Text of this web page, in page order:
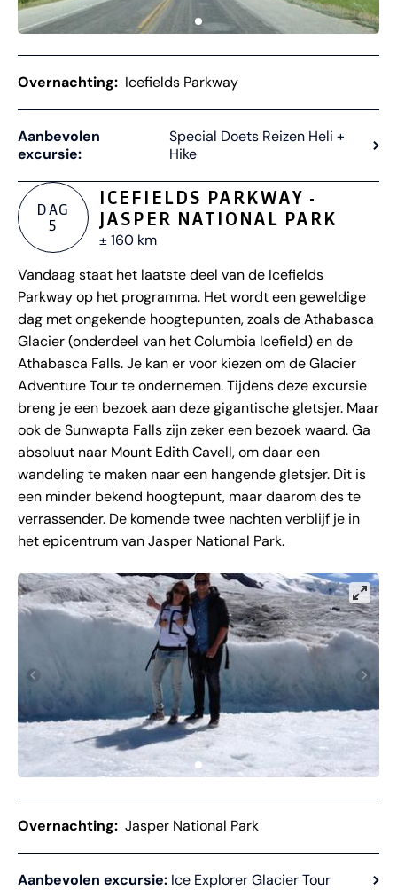
Overnachting: Icefields Parkway
Aanbevolen
excursie:
Special Doets Reizen Heli +
Hike
DAG
5
ICEFIELDS PARKWAY -
JASPER NATIONAL PARK
± 160 km
Vandaag staat het laatste deel van de Icefields
Parkway op het programma. Het wordt een geweldige
dag met ongekende hoogtepunten, zoals de Athabasca
Glacier (onderdeel van het Columbia Icefield) en de
Athabasca Falls. Je kan er voor kiezen om de Glacier
Adventure Tour te ondernemen. Tijdens deze excursie
breng je een bezoek aan deze gigantische gletsjer. Maar
ook de Sunwapta Falls zijn zeker een bezoek waard. Ga
absoluut naar Mount Edith Cavell, om daar een
wandeling te maken naar een hangende gletsjer. Dit is
een minder bekend hoogtepunt, maar daarom des te
verrassender. De komende twee nachten verblijf je in
het epicentrum van Jasper National Park.
Overnachting: Jasper National Park
Aanbevolen excursie: Ice Explorer Glacier Tour